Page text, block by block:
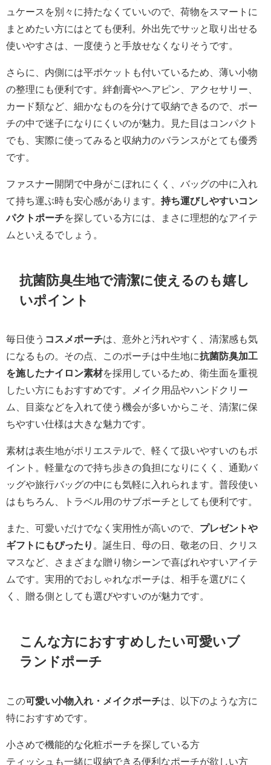
ュケースを別々に持たなくていいので、荷物をスマートに
まとめたい方にはとても便利。外出先でサッと取り出せる
使いやすさは、一度使うと手放せなくなりそうです。
さらに、内側には平ポケットも付いているため、薄い小物
の整理にも便利です。絆創膏やヘアピン、アクセサリー、
カード類など、細かなものを分けて収納できるので、ポー
チの中で迷子になりにくいのが魅力。見た目はコンパクト
でも、実際に使ってみると収納力のバランスがとても優秀
です。
ファスナー開閉で中身がこぼれにくく、バッグの中に入れ
て持ち運ぶ時も安心感があります。 持ち運びしやすいコン
パクトポーチを探している方には、まさに理想的なアイテ
ムといえるでしょう。
抗菌防臭生地で清潔に使えるのも嬉し
いポイント
毎日使う コスメポーチは、意外と汚れやすく、清潔感も気
になるもの。その点、このポーチは中生地に抗菌防臭加工
を施したナイロン素材を採用しているため、衛生面を重視
したい方にもおすすめです。メイク用品やハンドクリー
ム、目薬などを入れて使う機会が多いからこそ、清潔に保
ちやすい仕様は大きな魅力です。
素材は表生地がポリエステルで、軽くて扱いやすいのもポ
イント。軽量なので持ち歩きの負担になりにくく、通勤バ
ッグや旅行バッグの中にも気軽に入れられます。普段使い
はもちろん、トラベル用のサブポーチとしても便利です。
また、可愛いだけでなく実用性が高いので、 プレゼントや
ギフトにもぴったり 。誕生日、母の日、敬老の日、クリス
マスなど、さまざまな贈り物シーンで喜ばれやすいアイテ
ムです。実用的でおしゃれなポーチは、相手を選びにく
く、贈る側としても選びやすいのが魅力です。
こんな方におすすめしたい可愛いブ
ランドポーチ
この可愛い小物入れ・メイクポーチは、以下のような方に
特におすすめです。
小さめで機能的な化粧ポーチを探している方
ティッシュも一緒に収納できる便利なポーチが欲しい方